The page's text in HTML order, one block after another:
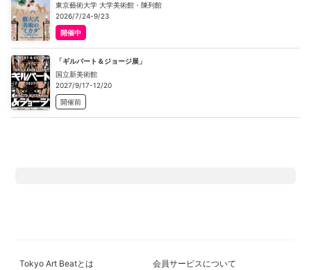
東京藝術大学 大学美術館・陳列館
2026/7/24-9/23
開催中
「ギルバート＆ジョージ展」
国立新美術館
2027/9/17-12/20
開催前
Tokyo Art Beatとは 会員サービスについて